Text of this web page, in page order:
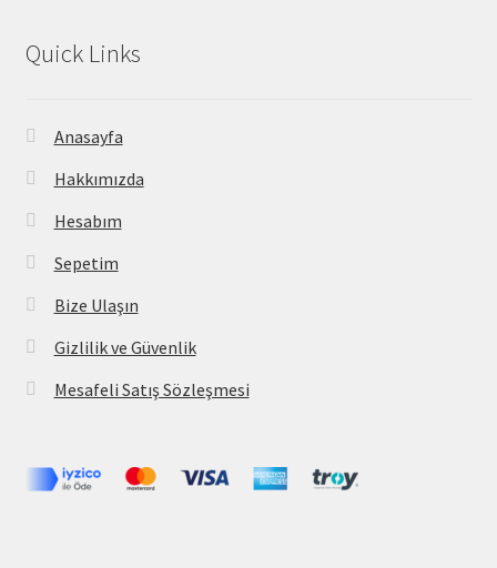
Quick Links
Anasayfa
Hakkımızda
Hesabım
Sepetim
Bize Ulaşın
Gizlilik ve Güvenlik
Mesafeli Satış Sözleşmesi